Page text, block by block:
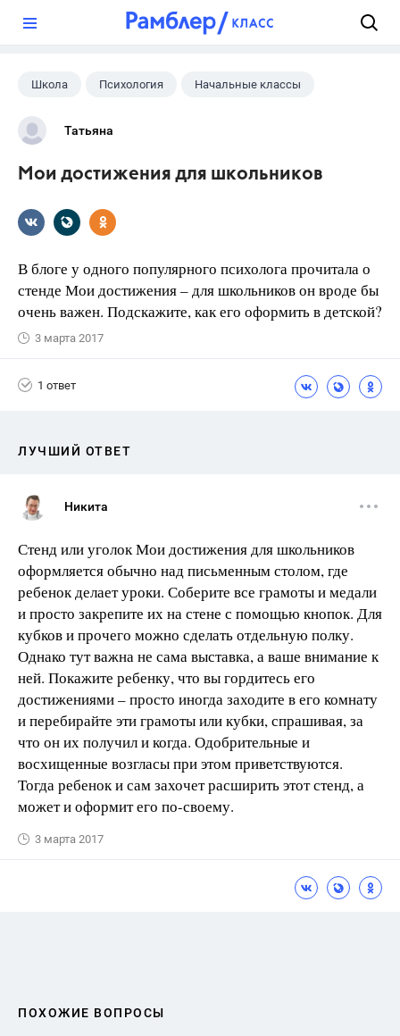
Школа Психология Начальные классы
Татьяна
Мои достижения для школьников
В блоге у одного популярного психолога прочитала о
стенде Мои достижения – для школьников он вроде бы
очень важен. Подскажите, как его оформить в детской?
3 марта 2017
1 ответ
ЛУЧШИЙ ОТВЕТ
Никита
Стенд или уголок Мои достижения для школьников
оформляется обычно над письменным столом, где
ребенок делает уроки. Соберите все грамоты и медали
и просто закрепите их на стене с помощью кнопок. Для
кубков и прочего можно сделать отдельную полку.
Однако тут важна не сама выставка, а ваше внимание к
ней. Покажите ребенку, что вы гордитесь его
достижениями – просто иногда заходите в его комнату
и перебирайте эти грамоты или кубки, спрашивая, за
что он их получил и когда. Одобрительные и
восхищенные возгласы при этом приветствуются.
Тогда ребенок и сам захочет расширить этот стенд, а
может и оформит его по-своему.
3 марта 2017
ПОХОЖИЕ ВОПРОСЫ